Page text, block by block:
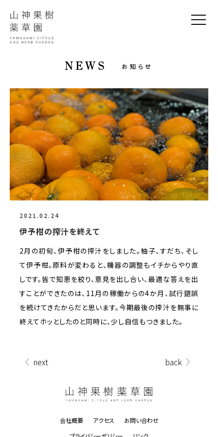
NEWS お知らせ
2021.02.24
伊予柑の搾汁を終えて
2月の初旬、伊予柑の搾汁をしました。柚子、すだち、そし
て伊予柑。原料が変わると、機器の調整もイチからやり直
しです。皆で知恵を絞り、意見を出し合い、最適な答えを出
すことができたのは、11月の稼働からの4か月、試行錯誤
を続けてきたからだと思います。今期最後の搾汁を無事に
終えてホッとしたのと同時に、少し自信もつきました。
next back
会社概要 アクセス
お問い合わせ